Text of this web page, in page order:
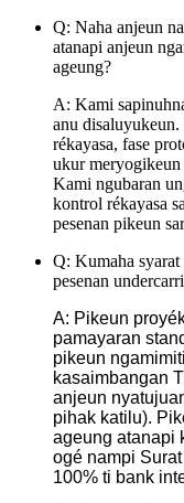
Q: Naha anjeun
atanapi anjeun
ageung?
A: Kami
anu
rékayasa, fase
ukur meryogikeun
Kami ngubaran
kontrol rékayasa
pesenan pikeun
Q: Kumaha
pesenan
A: Pikeun
pamayaran
pikeun
kasaimbangan
anjeun
pihak katilu).
ageung atanapi
ogé nampi
100% ti bank